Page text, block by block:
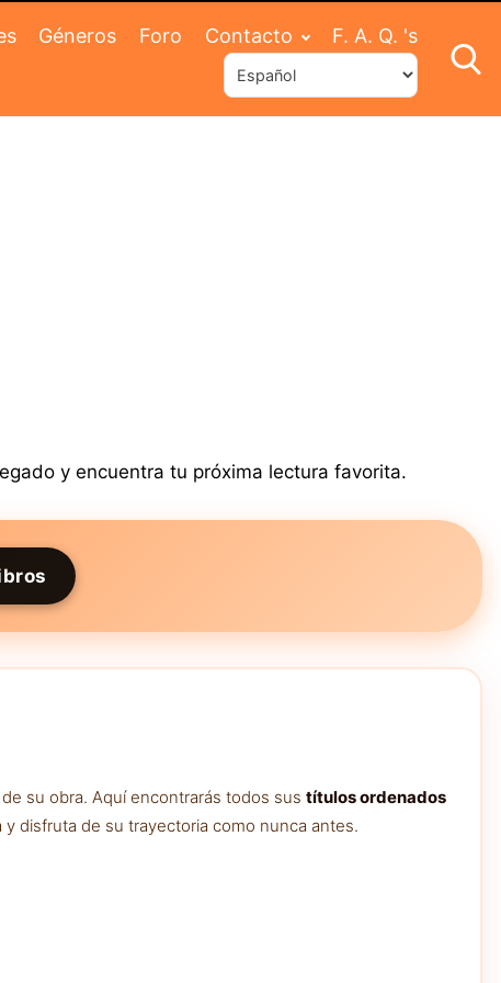
Géneros Foro Contacto F. A. Q. 's
y encuentra tu próxima lectura favorita.
su obra. Aquí encontrarás todos sus títulos ordenados
disfruta de su trayectoria como nunca antes.